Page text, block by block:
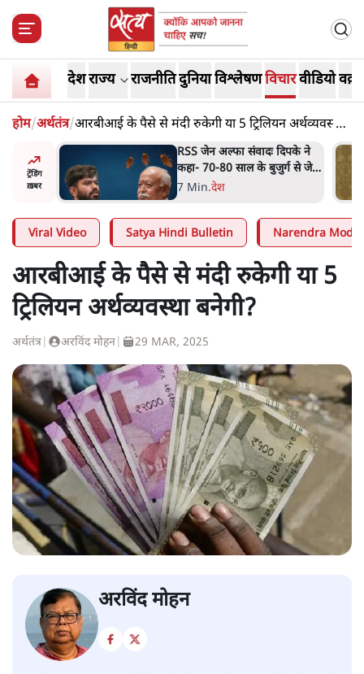
देशराज्य राजनीतिदुनियाविश्लेषणविचारवीडियो
होम/अर्थतंत्र/आरबीआई के पैसे से मंदी रुकेगी या 5 ट्रिलियन अर्थव्यवस्था
बनेगी?
ट्रेंडिंग
ख़बर
ने
से जेन
'गूंगी गुड़िया' वाले तंज पर एनसीपी
ने कांग्रेस से पूछा- क्या आप इंदिरा
गांधी का अपमान सही मानते हैं?
5 Min.महाराष्ट्र
Viral Video Satya Hindi Bulletin Narendra Modi
आरबीआई के पैसे से मंदी रुकेगी या 5
ट्रिलियन अर्थव्यवस्था बनेगी?
अर्थतंत्र अरविंद मोहन 29 MAR, 2025
अरविंद मोहन